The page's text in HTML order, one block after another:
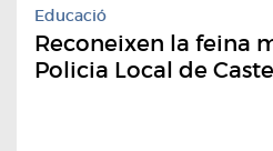
Educació
Reconeixen la feina
Policia Local de